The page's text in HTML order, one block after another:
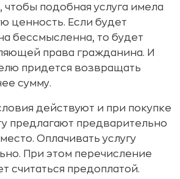
подобная услуга имела
ценность. Если будет
бессмысленна, то будет
права гражданина. И
придется возвращать
сумму.
действуют и при покупке
предлагают предварительно
Оплачивать услугу
При этом перечисление
считаться предоплатой.